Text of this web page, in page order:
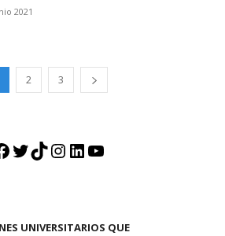
2021
2 3
Twitter
TikTok
Instagram
LinkedIn
YouTube
UNIVERSITARIOS QUE